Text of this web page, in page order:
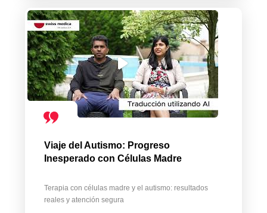
Viaje del Autismo: Progreso
Inesperado con Células Madre
Terapia con células madre y el autismo: resultados
reales y atención segura